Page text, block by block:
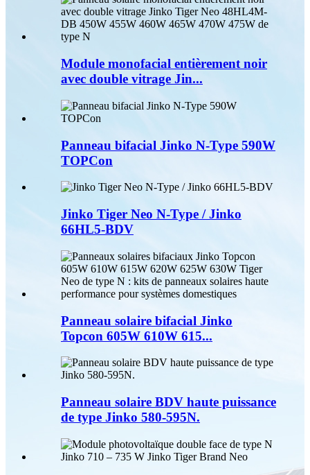
Module monofacial entièrement noir
avec double vitrage Jin...
Panneau bifacial Jinko N-Type 590W
TOPCon
Jinko Tiger Neo N-Type / Jinko
66HL5-BDV
Panneau solaire bifacial Jinko
Topcon 605W 610W 615...
Panneau solaire BDV haute puissance
de type Jinko 580-595N.